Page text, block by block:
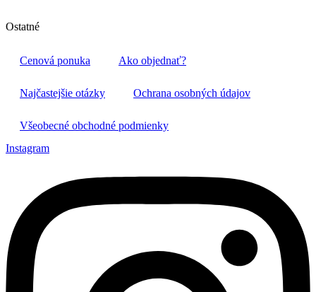
Ostatné
Cenová ponuka Ako objednať?
Najčastejšie otázky Ochrana osobných údajov
Všeobecné obchodné podmienky
Instagram